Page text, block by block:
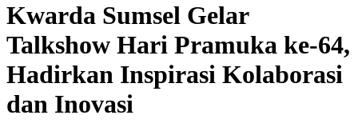
Kwarda Sumsel Gelar
Talkshow Hari Pramuka ke-64,
Hadirkan Inspirasi Kolaborasi
dan Inovasi